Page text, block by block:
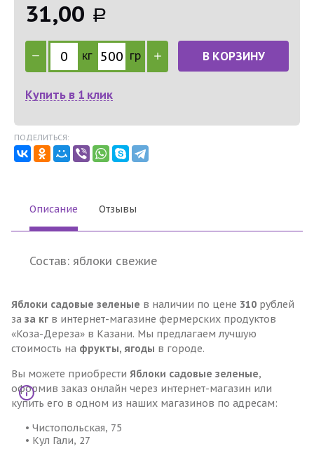
31,00 Р
кг гр В КОРЗИНУ
Купить в 1 клик
ПОДЕЛИТЬСЯ:
Описание Отзывы
Состав: яблоки свежие
Яблоки садовые зеленые в наличии по цене 310 рублей
за за кг в интернет-магазине фермерских продуктов
«Коза-Дереза» в Казани. Мы предлагаем лучшую
стоимость на фрукты, ягоды в городе.
Вы можете приобрести Яблоки садовые зеленые,
оформив заказ онлайн через интернет-магазин или
купить его в одном из наших магазинов по адресам:
• Чистопольская, 75
• Кул Гали, 27